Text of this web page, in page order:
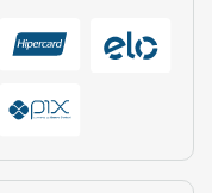
na
retirar todo o